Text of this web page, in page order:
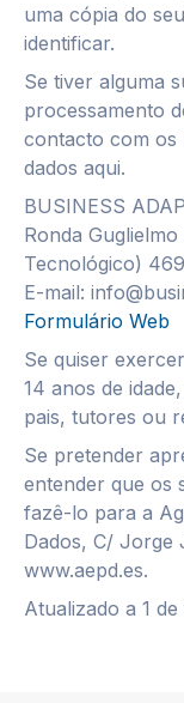
uma cópia do
identificar.
Se tiver alguma
processamento
contacto com os
dados aqui.
BUSINESS
Ronda
Tecnológico)
E-mail:
Formulário Web
Se quiser
14 anos de
pais, tutores ou
Se pretender
entender que os
fazê-lo para a
Dados, C/ Jorge
www.aepd.es.
Atualizado a 1